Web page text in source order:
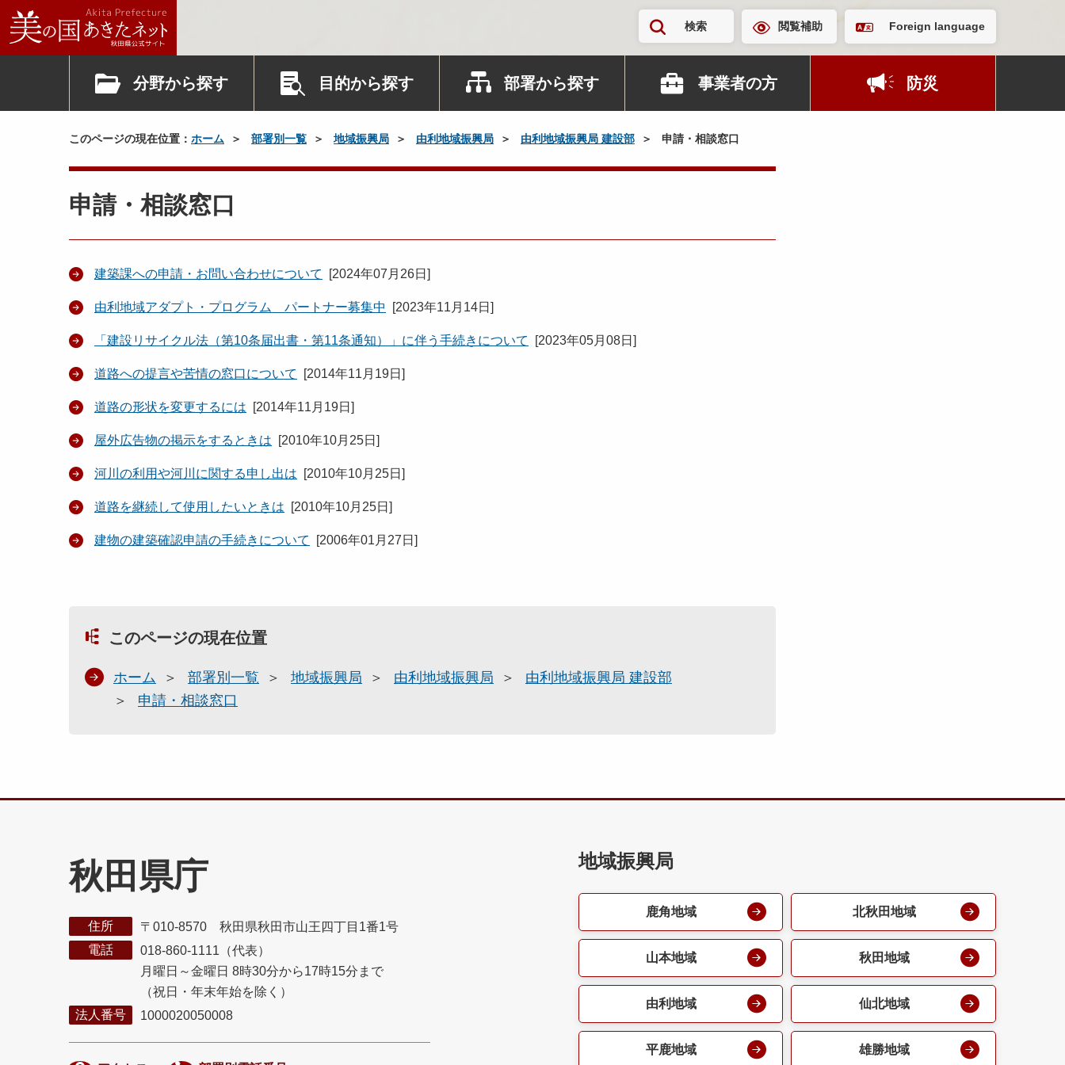
検索 閲覧補助 Foreign language
分野から探す 目的から探す 部署から探す 事業者の方 防災
このページの現在位置： ホーム 部署別一覧 地域振興局 由利地域振興局 由利地域振興局 建設部 申請・相談窓口
申請・相談窓口
建築課への申請・お問い合わせについて [2024年07月26日 ]
由利地域アダプト・プログラム パートナー募集中 [2023年11月14日 ]
「建設リサイクル法（第10条届出書・第11条通知）」に伴う手続きについて [2023年05月08日 ]
道路への提言や苦情の窓口について [2014年11月19日 ]
道路の形状を変更するには [2014年11月19日 ]
屋外広告物の掲示をするときは [2010年10月25日 ]
河川の利用や河川に関する申し出は [2010年10月25日 ]
道路を継続して使用したいときは [2010年10月25日 ]
建物の建築確認申請の手続きについて [2006年01月27日 ]
このページの現在位置
ホーム 部署別一覧 地域振興局 由利地域振興局
由利地域振興局 建設部
申請・相談窓口
秋田県庁
住所
〒010-8570 秋田県秋田市山王四丁目1番1号
電話
018-860-1111（代表）
月曜日～金曜日 8時30分から17時15分まで
（祝日・年末年始を除く）
法人番号
1000020050008
地域振興局
鹿角地域 北秋田地域
山本地域 秋田地域
由利地域 仙北地域
平鹿地域 雄勝地域